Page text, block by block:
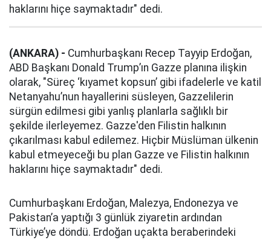
haklarını hiçe saymaktadır" dedi.
(ANKARA) - Cumhurbaşkanı Recep Tayyip Erdoğan,
ABD Başkanı Donald Trump’ın Gazze planına ilişkin
olarak, "Süreç ‘kıyamet kopsun’ gibi ifadelerle ve katil
Netanyahu’nun hayallerini süsleyen, Gazzelilerin
sürgün edilmesi gibi yanlış planlarla sağlıklı bir
şekilde ilerleyemez. Gazze'den Filistin halkının
çıkarılması kabul edilemez. Hiçbir Müslüman ülkenin
kabul etmeyeceği bu plan Gazze ve Filistin halkının
haklarını hiçe saymaktadır" dedi.
Cumhurbaşkanı Erdoğan, Malezya, Endonezya ve
Pakistan’a yaptığı 3 günlük ziyaretin ardından
Türkiye’ye döndü. Erdoğan uçakta beraberindeki